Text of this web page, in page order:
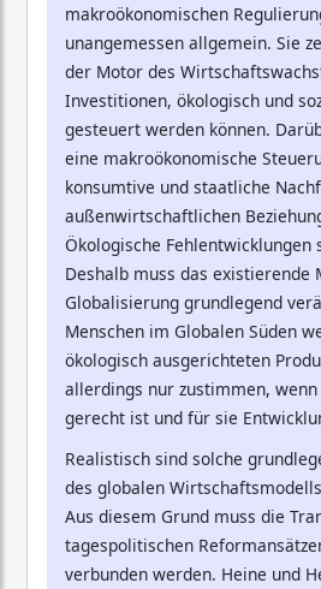
makroökonomischen
unangemessen allgemein. Sie
der Motor des
Investitionen, ökologisch und
gesteuert werden können.
eine makroökonomische
konsumtive und staatliche
außenwirtschaftlichen
Ökologische Fehlentwicklungen
Deshalb muss das existierende
Globalisierung grundlegend
Menschen im Globalen Süden
ökologisch ausgerichteten
allerdings nur zustimmen,
gerecht ist und für sie
Realistisch sind solche
des globalen
Aus diesem Grund muss die
tagespolitischen
verbunden werden. Heine und